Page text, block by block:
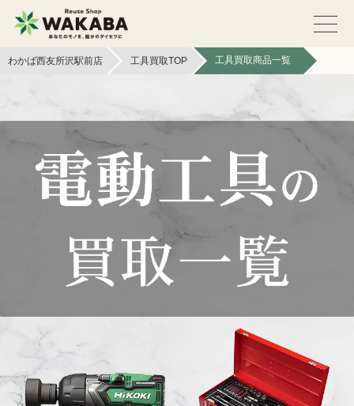
わかば西友所沢駅前店 工具買取TOP 工具買取商品一覧